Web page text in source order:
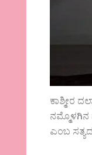
ಕಾಶ್ಮೀರ
ಎಂಬ